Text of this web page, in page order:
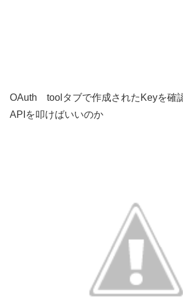
OAuth toolタブで作成されたKeyを確
APIを叩けばいいのか